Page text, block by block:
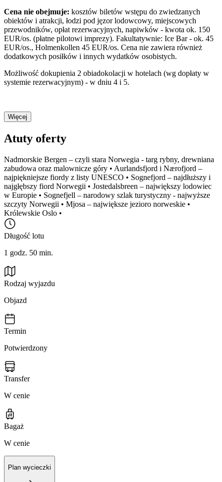
Cena nie obejmuje: kosztów biletów wstępu do zwiedzanych
obiektów i atrakcji, łodzi pod jęzor lodowcowy, miejscowych
przewodników, opłat rezerwacyjnych, napiwków - kwota ok. 150
EUR/os. (płatne pilotowi imprezy). Fakultatywnie: Ice Bar - ok. 45
EUR/os., Holmenkollen 45 EUR/os. Cena nie zawiera również
dodatkowych posiłków i innych wydatków osobistych.
Możliwość dokupienia 2 obiadokolacji w hotelach (wg dopłaty w
systemie rezerwacyjnym) - w dniu 4 i 5.
Więcej
Atuty oferty
Nadmorskie Bergen – czyli stara Norwegia - targ rybny, drewniana
zabudowa oraz malownicze góry • Aurlandsfjord i Nærofjord –
najpiękniejsze fiordy z listy UNESCO • Sognefjord – najdłuższy i
najgłębszy fiord Norwegii • Jostedalsbreen – największy lodowiec
w Europie • Sognefjell – narodowy szlak turystyczny - najwyższe
szczyty Norwegii • Mjosa – największe jezioro norweskie •
Królewskie Oslo •
Długość lotu
1 godz. 50 min.
Rodzaj wyjazdu
Objazd
Termin
Potwierdzony
Transfer
W cenie
Bagaż
W cenie
Plan wycieczki